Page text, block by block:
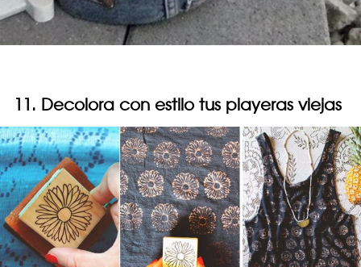
11. Decolora con estilo tus playeras viejas